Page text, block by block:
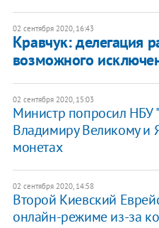
02 сентября 2020, 16:43
Кравчук: делегация
возможного
02 сентября 2020, 15:03
​Министр попросил НБУ
Владимиру Великому и
монетах
02 сентября 2020, 14:58
Второй Киевский
онлайн-режиме из-за